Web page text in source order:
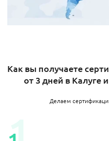
Как вы получаете
от 3 дней в Калуге
Делаем